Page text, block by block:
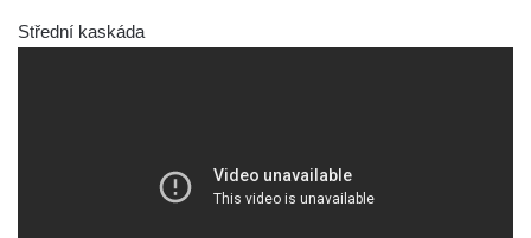
Vodopád u Františkova nad Ploučnicí
Vodopád v údolí Lučního potoka
Střední kaskáda